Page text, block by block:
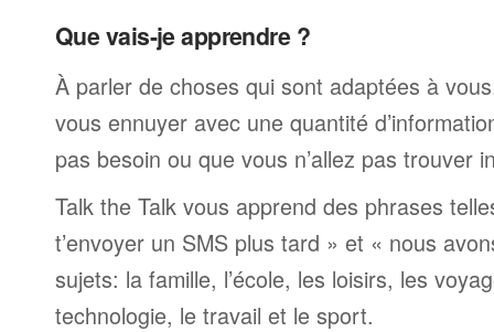
Que vais-je apprendre ?
À parler de choses qui sont adaptées à
vous ennuyer avec une quantité
pas besoin ou que vous n’allez pas trouver
Talk the Talk vous apprend des phrases
t’envoyer un SMS plus tard » et « nous
sujets: la famille, l’école, les loisirs, les
technologie, le travail et le sport.